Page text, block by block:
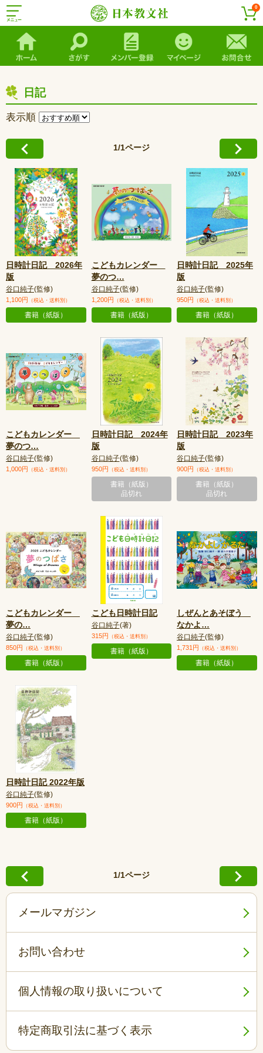
0
日記
表示順
1/1ページ
日時計日記 2026年
版
谷口純子(監修)
1,100円 （税込・送料別）
書籍（紙版）
こどもカレンダー
夢のつ…
谷口純子(監修)
1,200円 （税込・送料別）
書籍（紙版）
日時計日記 2025年
版
谷口純子(監修)
950円 （税込・送料別）
書籍（紙版）
こどもカレンダー
夢のつ…
谷口純子(監修)
1,000円 （税込・送料別）
日時計日記 2024年
版
谷口純子(監修)
950円 （税込・送料別）
書籍（紙版）
品切れ
日時計日記 2023年
版
谷口純子(監修)
900円 （税込・送料別）
書籍（紙版）
品切れ
こどもカレンダー
夢の…
谷口純子(監修)
850円 （税込・送料別）
書籍（紙版）
こども日時計日記
谷口純子(著)
315円 （税込・送料別）
書籍（紙版）
しぜんとあそぼう
なかよ…
谷口純子(監修)
1,731円 （税込・送料別）
書籍（紙版）
日時計日記 2022年版
谷口純子(監修)
900円 （税込・送料別）
書籍（紙版）
1/1ページ
メールマガジン
お問い合わせ
個人情報の取り扱いについて
特定商取引法に基づく表示